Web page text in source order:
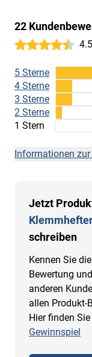
22
5 Sterne
4 Sterne
3 Sterne
2 Sterne
1 Stern
Informationen
Jetzt
schreiben
Kennen Sie
Bewertung
anderen
allen Produkt-
Hier finden
Gewinnspiel